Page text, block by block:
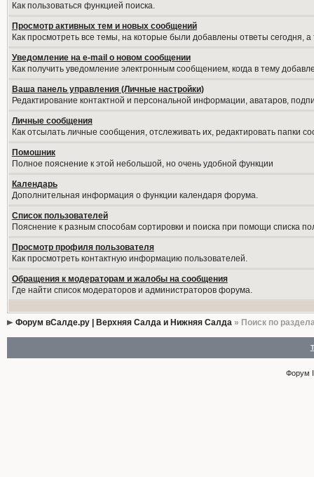
Как пользоваться функцией поиска.
Просмотр активных тем и новых сообщений
Как просмотреть все темы, на которые были добавлены ответы сегодня,
Уведомление на е-mail о новом сообщении
Как получить уведомление электронным сообщением, когда в тему
Ваша панель управления (Личные настройки)
Редактирование контактной и персональной информации, аватаров,
Личные сообщения
Как отсылать личные сообщения, отслеживать их, редактировать папки
Помошник
Полное пояснение к этой небольшой, но очень удобной функции
Календарь
Дополнительная информация о функции календаря форума.
Список пользователей
Пояснение к разным способам сортировки и поиска при помощи списка
Просмотр профиля пользователя
Как просмотреть контактную информацию пользователей.
Обращения к модераторам и жалобы на сообщения
Где найти список модераторов и администраторов форума.
Форум вСалде.ру | Верхняя Салда и Нижняя Салда» Поиск по
Форум